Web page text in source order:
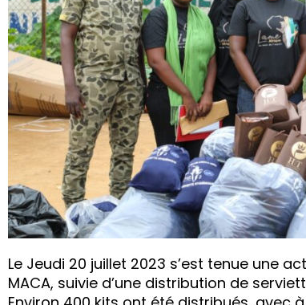
Le Jeudi 20 juillet 2023 s’est tenue une
MACA, suivie d’une distribution de